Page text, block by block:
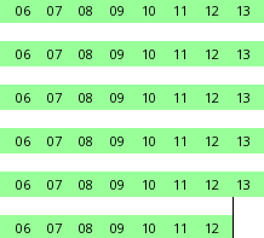
06 07 08 09 10 11 12 13
06 07 08 09 10 11 12 13
06 07 08 09 10 11 12 13
06 07 08 09 10 11 12 13
06 07 08 09 10 11 12 13
06 07 08 09 10 11 12